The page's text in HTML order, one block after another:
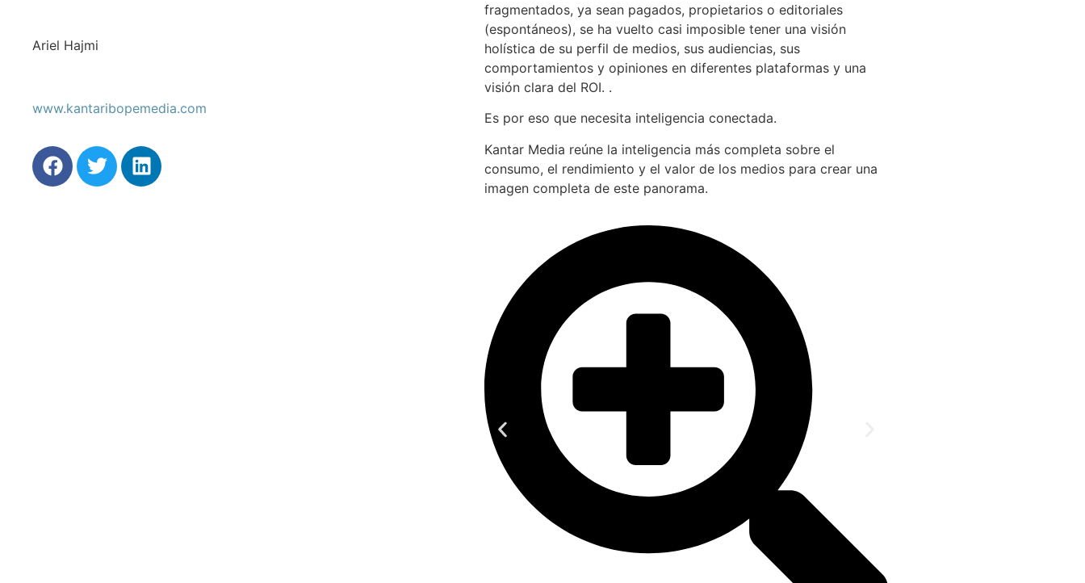
Ariel Hajmi
www.kantaribopemedia.com
fragmentados, ya sean pagados, propietarios o editoriales
(espontáneos), se ha vuelto casi imposible tener una visión
holística de su perfil de medios, sus audiencias, sus
comportamientos y opiniones en diferentes plataformas y una
visión clara del ROI. .
Es por eso que necesita inteligencia conectada.
Kantar Media reúne la inteligencia más completa sobre el
consumo, el rendimiento y el valor de los medios para crear una
imagen completa de este panorama.